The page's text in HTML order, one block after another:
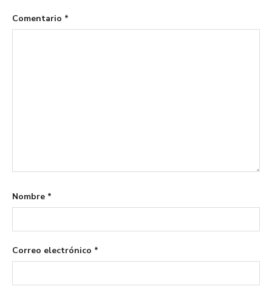
Comentario *
Nombre *
Correo electrónico *